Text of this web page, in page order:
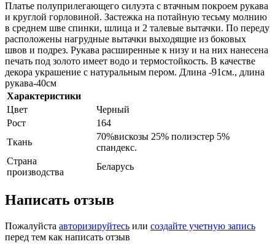
Платье полуприлегающего силуэта с втачным покроем рукава
и круглой горловиной. Застежка на потайную тесьму молнию
в среднем шве спинки, шлица и 2 талевые вытачки. По переду
расположены нагрудные вытачки выходящие из боковых
швов и подрез. Рукава расширенные к низу и на них нанесена
печать под золото имеет водо и термостойкость. В качестве
декора украшение с натуральным пером. Длина -91см., длина
рукава-40см
Характеристики
Цвет
Черный
Рост
164
Ткань
70%вискозы 25% полиэстер 5%
спандекс.
Страна
производства
Беларусь
Написать отзыв
Пожалуйста авторизируйтесь или создайте учетную запись
перед тем как написать отзыв